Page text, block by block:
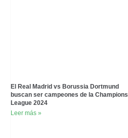
El Real Madrid vs Borussia Dortmund
buscan ser campeones de la Champions
League 2024
Leer más »